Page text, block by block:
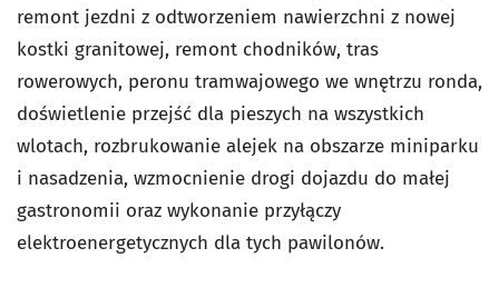
remont jezdni z odtworzeniem nawierzchni z nowej
kostki granitowej, remont chodników, tras
rowerowych, peronu tramwajowego we wnętrzu ronda,
doświetlenie przejść dla pieszych na wszystkich
wlotach, rozbrukowanie alejek na obszarze miniparku
i nasadzenia, wzmocnienie drogi dojazdu do małej
gastronomii oraz wykonanie przyłączy
elektroenergetycznych dla tych pawilonów.